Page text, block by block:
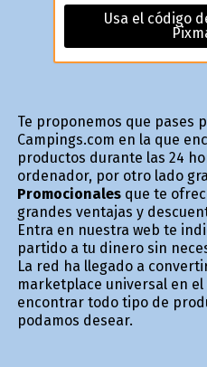
Usa el código
Te proponemos que pases
Campings.com en la que
productos durante las 24
ordenador, por otro lado
Promocionalesque te
grandes ventajas y
Entra en nuestra web te
partido a tu dinero sin
La red ha llegado a
marketplace universal en
encontrar todo tipo de
podamos desear.